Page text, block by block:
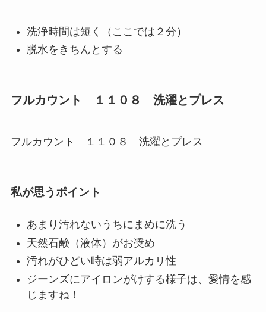
洗浄時間は短く（ここでは２分）
脱水をきちんとする
フルカウント １１０８ 洗濯とプレス
フルカウント １１０８ 洗濯とプレス
私が思うポイント
あまり汚れないうちにまめに洗う
天然石鹸（液体）がお奨め
汚れがひどい時は弱アルカリ性
ジーンズにアイロンがけする様子は、愛情を感
じますね！